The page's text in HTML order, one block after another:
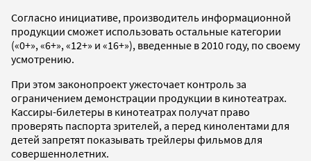
Согласно инициативе, производитель информационной
продукции сможет использовать остальные категории
(«0+», «6+», «12+» и «16+»), введенные в 2010 году, по своему
усмотрению.
При этом законопроект ужесточает контроль за
ограничением демонстрации продукции в кинотеатрах.
Кассиры-билетеры в кинотеатрах получат право
проверять паспорта зрителей, а перед кинолентами для
детей запретят показывать трейлеры фильмов для
совершеннолетних.